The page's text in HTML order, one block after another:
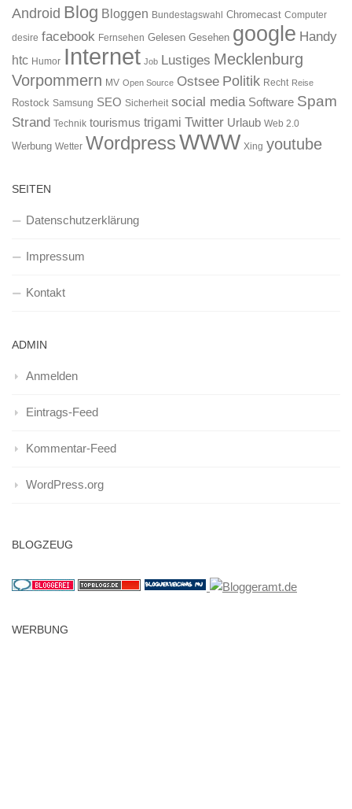
Android Blog Bloggen Bundestagswahl Chromecast Computer
desire facebook Fernsehen Gelesen Gesehen google Handy
htc Humor Internet Job Lustiges Mecklenburg
Vorpommern MV Open Source Ostsee Politik Recht Reise
Rostock Samsung SEO Sicherheit social media Software Spam
Strand Technik tourismus trigami Twitter Urlaub Web 2.0
Werbung Wetter WordpressWWW Xing youtube
SEITEN
Datenschutzerklärung
Impressum
Kontakt
ADMIN
Anmelden
Eintrags-Feed
Kommentar-Feed
WordPress.org
BLOGZEUG
WERBUNG